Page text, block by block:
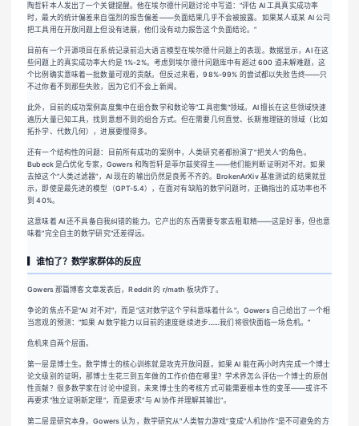
陶哲轩本人发出了一个关键提醒。他在埃尔德什问题讨论中写道：”评估 AI 工具真实成功率
时，最大的统计偏差来自强烈的报告偏差——负面结果几乎不会被披露。如果某人或某 AI 公司
把工具用在开放问题上但没有进展，他们没有动力报告这个负面结论。”
目前有一个开源项目在系统记录前沿大语言模型在埃尔德什问题上的表现。数据显示，AI 在这
些问题上的真实成功率大约是 1%-2%。考虑到埃尔德什问题库中有超过 600 道未解难题，这
个比例确实意味着一批数量可观的贡献。但反过来看，98%-99% 的尝试都以失败告终——只
不过你看不到那些失败，因为它们不会上新闻。
此外，目前的成功案例高度集中在组合数学和数论等”工具密集”领域。AI 擅长在这些领域快速
遍历大量已知工具，找到意想不到的组合方式。但在需要几何直觉、长期推理链的领域（比如
拓扑学、代数几何），进展要慢得多。
还有一个结构性的问题：目前所有成功的案例中，人类研究者都扮演了”把关人”的角色。
Bubeck 是凸优化专家，Gowers 和陶哲轩是菲尔兹奖得主——他们能判断证明对不对。如果
去掉这个”人类过滤器”，AI 现在的输出仍然是良莠不齐的。BrokenArXiv 基准测试的结果就显
示，即使是最先进的模型（GPT-5.4），在面对有缺陷的数学问题时，正确指出的成功率也不
到 40%。
这意味着 AI 还不具备自我纠错的能力。它产出的东西需要专家去粗取精——这是好事，但也意
味着”完全自主的数学研究”还差得远。
▎谁怕了？数学家群体的反应
Gowers 那篇博客文章发表后，Reddit 的 r/math 板块炸了。
争论的焦点不是”AI 对不对”，而是”这对数学这个学科意味着什么”。Gowers 自己给出了一个相
当悲观的预测：”如果 AI 数学能力以目前的速度继续进步……我们将很快面临一场危机。”
危机来自两个层面。
第一层是博士生。数学博士的核心训练就是攻克开放问题。如果 AI 能在两小时内完成一个博士
论文级别的证明，那博士生花三到五年做的工作价值在哪里？学术界怎么评估一个博士的原创
性贡献？很多数学家在讨论中提到，未来博士生的考核方式可能需要根本性的变革——或许不
再要求”独立证明新定理”，而是要求”与 AI 协作并理解其输出”。
第二层是研究本身。Gowers 认为，数学研究从”人类智力游戏”变成”人机协作”是不可避免的方